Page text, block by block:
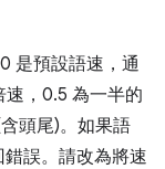
是預設語速，通
，0.5 為一半的
頭尾)。如果語
誤。請改為將速